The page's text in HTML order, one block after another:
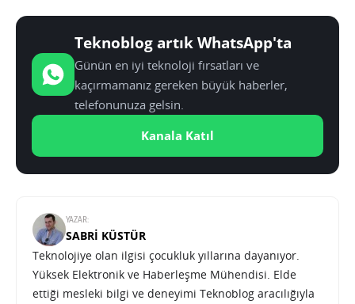
Teknoblog artık WhatsApp'ta
Günün en iyi teknoloji fırsatları ve
kaçırmamanız gereken büyük haberler,
telefonunuza gelsin.
Kanala Katıl
YAZAR:
SABRI KÜSTÜR
Teknolojiye olan ilgisi çocukluk yıllarına dayanıyor.
Yüksek Elektronik ve Haberleşme Mühendisi. Elde
ettiği mesleki bilgi ve deneyimi Teknoblog aracılığıyla